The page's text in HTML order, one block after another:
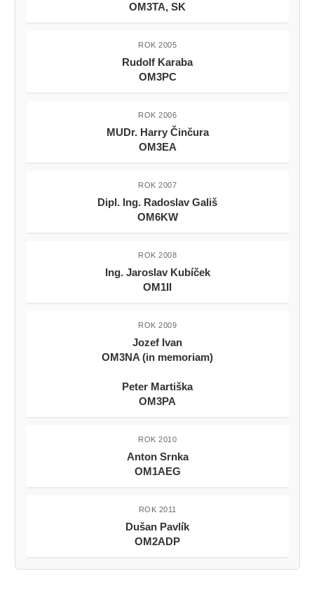
OM3TA, SK
ROK 2005
Rudolf Karaba
OM3PC
ROK 2006
MUDr. Harry Činčura
OM3EA
ROK 2007
Dipl. Ing. Radoslav Gališ
OM6KW
ROK 2008
Ing. Jaroslav Kubíček
OM1II
ROK 2009
Jozef Ivan
OM3NA (in memoriam)
Peter Martiška
OM3PA
ROK 2010
Anton Srnka
OM1AEG
ROK 2011
Dušan Pavlík
OM2ADP